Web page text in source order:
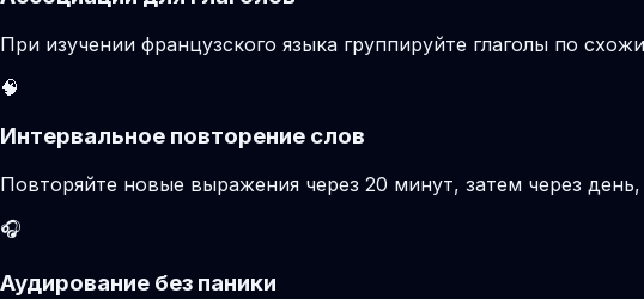
При изучении французского языка группируйте глаголы по
🧠
Интервальное повторение слов
Повторяйте новые выражения через 20 минут, затем через
🎧
Аудирование без паники